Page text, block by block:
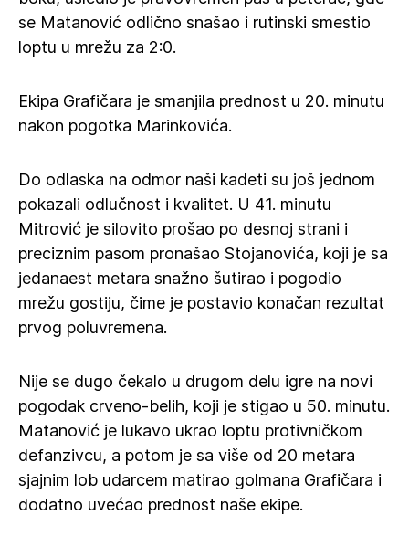
se Matanović odlično snašao i rutinski smestio
loptu u mrežu za 2:0.
Ekipa Grafičara je smanjila prednost u 20. minutu
nakon pogotka Marinkovića.
Do odlaska na odmor naši kadeti su još jednom
pokazali odlučnost i kvalitet. U 41. minutu
Mitrović je silovito prošao po desnoj strani i
preciznim pasom pronašao Stojanovića, koji je sa
jedanaest metara snažno šutirao i pogodio
mrežu gostiju, čime je postavio konačan rezultat
prvog poluvremena.
Nije se dugo čekalo u drugom delu igre na novi
pogodak crveno-belih, koji je stigao u 50. minutu.
Matanović je lukavo ukrao loptu protivničkom
defanzivcu, a potom je sa više od 20 metara
sjajnim lob udarcem matirao golmana Grafičara i
dodatno uvećao prednost naše ekipe.